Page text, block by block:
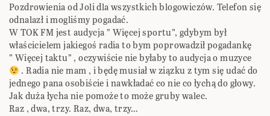
Pozdrowienia od Joli dla wszystkich blogowiczów. Telefon się
odnalazł i mogliśmy pogadać.
W TOK FM jest audycja ” Więcej sportu”, gdybym był
właścicielem jakiegoś radia to bym poprowadził pogadankę
” Więcej taktu” , oczywiście nie byłaby to audycja o muzyce
. Radia nie mam , i będę musiał w ziązku z tym się udać do
jednego pana osobiście i nawkładać co nie co łychą do głowy.
Jak duża łycha nie pomoże to może gruby walec.
Raz , dwa, trzy. Raz, dwa, trzy…